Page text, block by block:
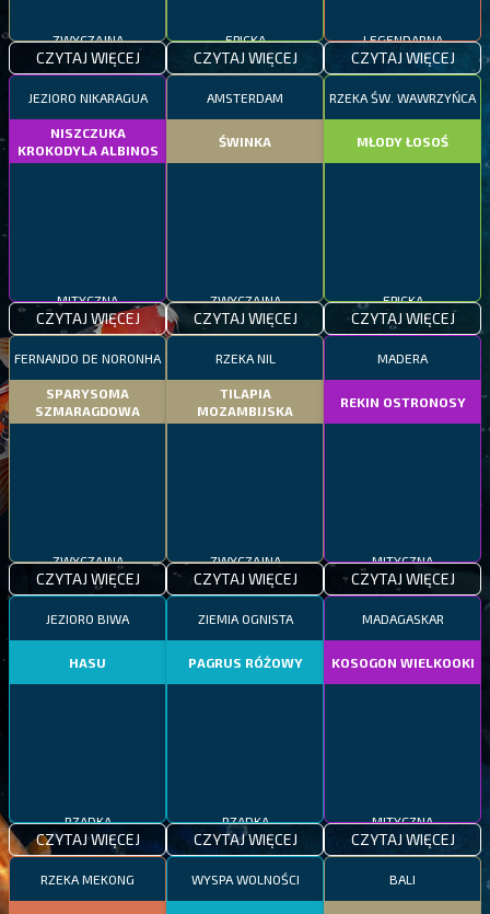
ZWYCZAJNA
CZYTAJ WIĘCEJ
EPICKA
CZYTAJ WIĘCEJ
LEGENDARNA
CZYTAJ WIĘCEJ
JEZIORO NIKARAGUA
NISZCZUKA
KROKODYLA ALBINOS
MITYCZNA
CZYTAJ WIĘCEJ
AMSTERDAM
ŚWINKA
ZWYCZAJNA
CZYTAJ WIĘCEJ
RZEKA ŚW. WAWRZYŃCA
MŁODY ŁOSOŚ
EPICKA
CZYTAJ WIĘCEJ
FERNANDO DE NORONHA
SPARYSOMA
SZMARAGDOWA
ZWYCZAJNA
CZYTAJ WIĘCEJ
RZEKA NIL
TILAPIA
MOZAMBIJSKA
ZWYCZAJNA
CZYTAJ WIĘCEJ
MADERA
REKIN OSTRONOSY
MITYCZNA
CZYTAJ WIĘCEJ
JEZIORO BIWA
HASU
RZADKA
CZYTAJ WIĘCEJ
ZIEMIA OGNISTA
PAGRUS RÓŻOWY
RZADKA
CZYTAJ WIĘCEJ
MADAGASKAR
KOSOGON WIELKOOKI
MITYCZNA
CZYTAJ WIĘCEJ
RZEKA MEKONG WYSPA WOLNOŚCI BALI